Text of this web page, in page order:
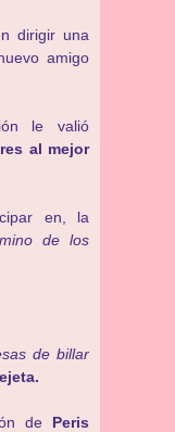
dirigir una
amigo
le valió
al mejor
en, la
de los
de billar
de Peris